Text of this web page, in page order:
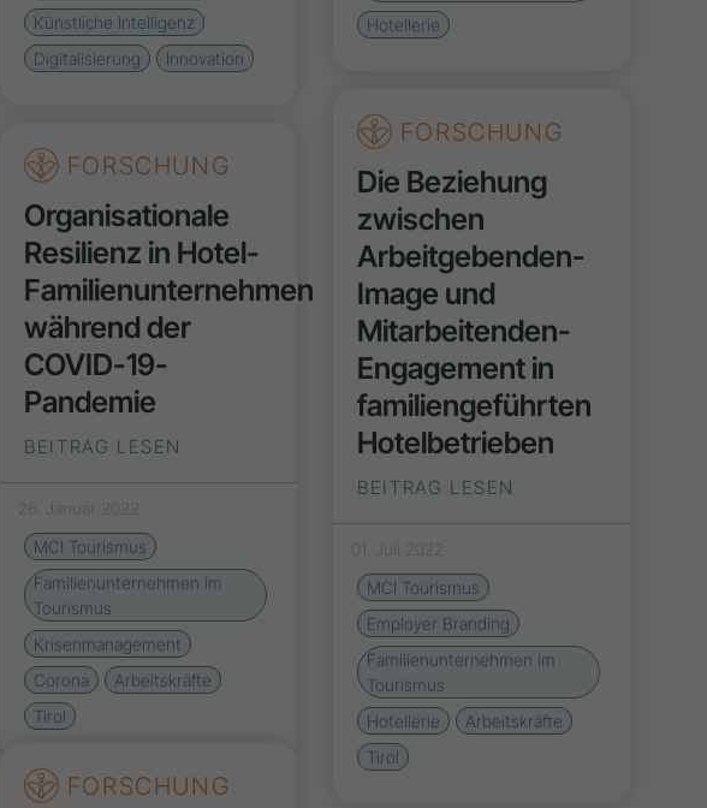
Künstliche Intelligenz
Digitalisierung
Innovation
Hotellerie
FORSCHUNG
Die Beziehung
zwischen
Arbeitgebenden-
Image und
Mitarbeitenden-
Engagement in
familiengeführten
Hotelbetrieben
BEITRAG LESEN
01. Juli 2022
MCI Tourismus
Employer Branding
Familienunternehmen im
Tourismus
Hotellerie
Arbeitskräfte
Tirol
FORSCHUNG
Organisationale
Resilienz in Hotel-
Familienunternehmen
während der
COVID-19-
Pandemie
BEITRAG LESEN
26. Januar 2022
MCI Tourismus
Familienunternehmen im
Tourismus
Krisenmanagement
Corona
Arbeitskräfte
Tirol
FORSCHUNG